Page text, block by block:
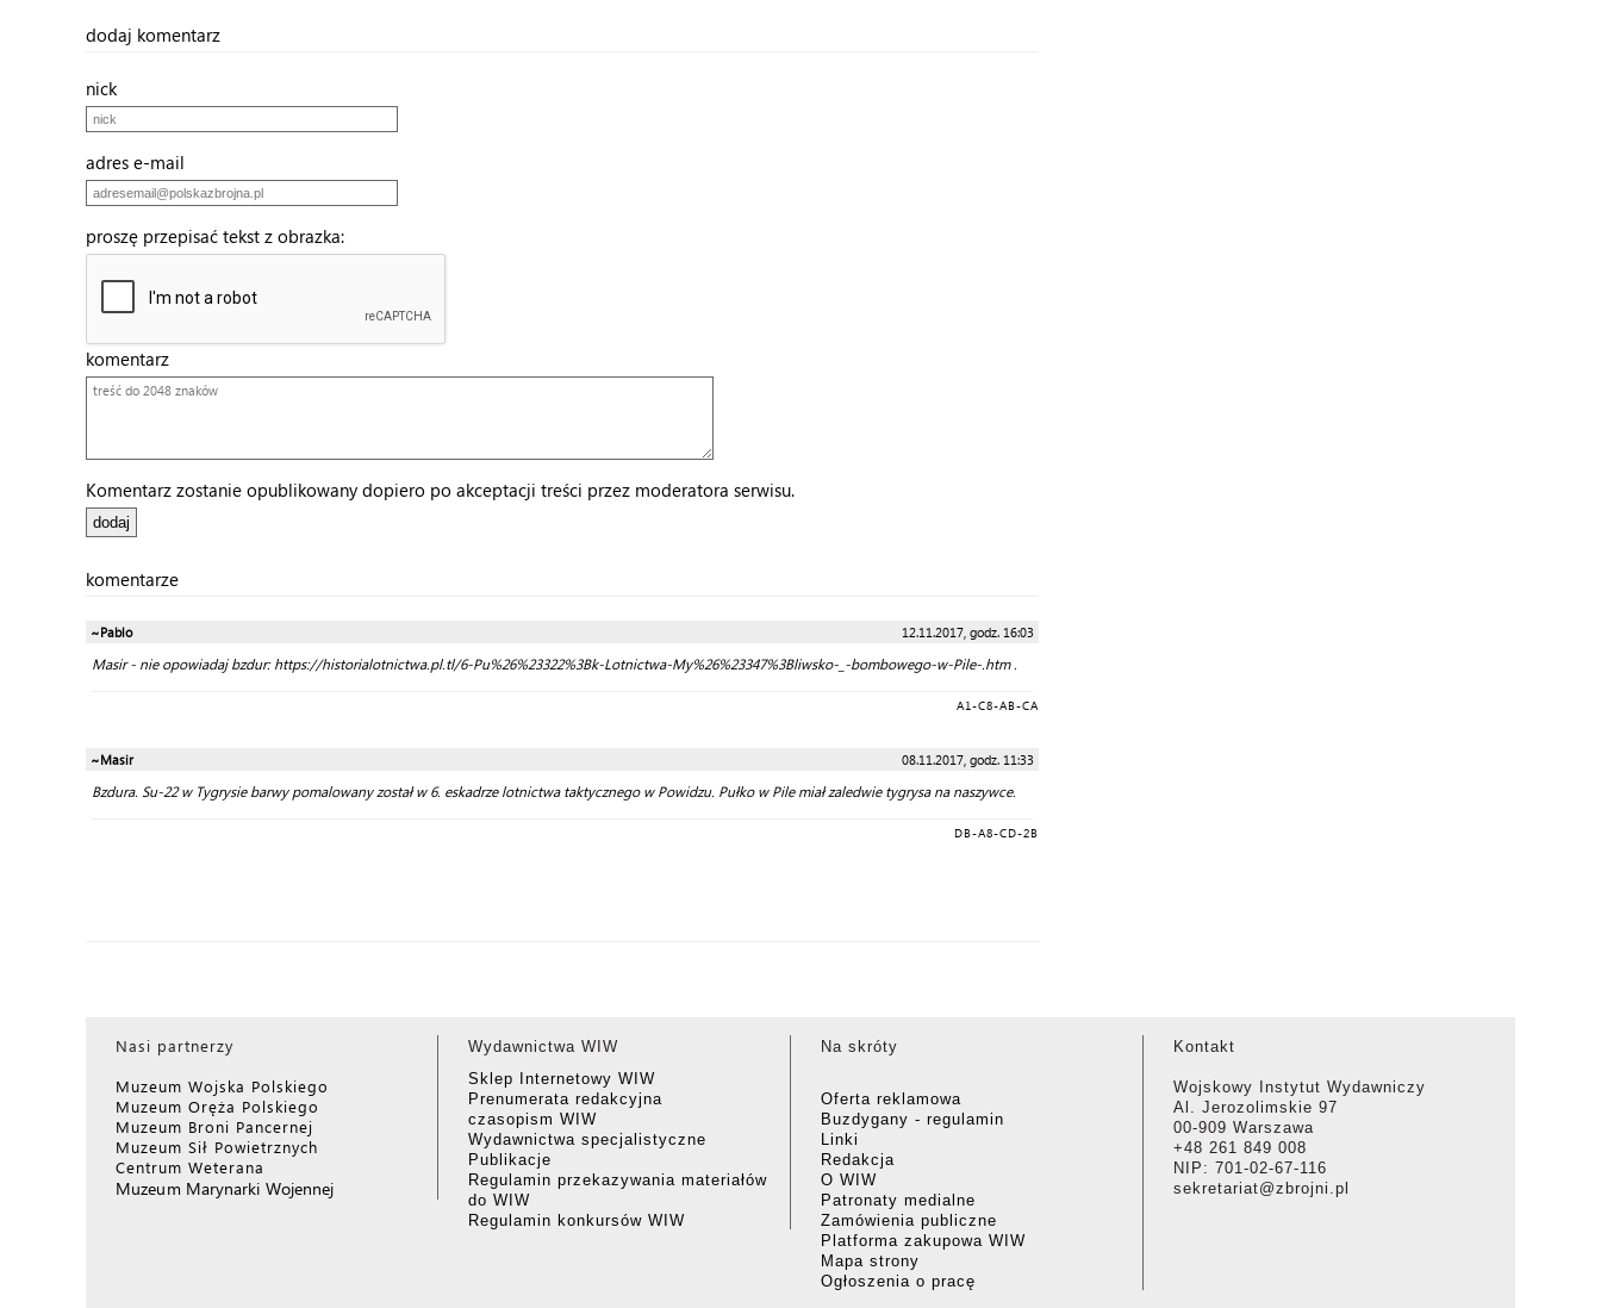
dodaj komentarz
nick
adres e-mail
proszę przepisać tekst z obrazka:
komentarz
Komentarz zostanie opublikowany dopiero po akceptacji treści przez moderatora serwisu.
komentarze
~Pablo 12.11.2017, godz. 16:03
Masir - nie opowiadaj bzdur: https://historialotnictwa.pl.tl/6-Pu%26%23322%3Bk-Lotnictwa-My%26%23347%3Bliwsko-_-bombowego-w-Pile-.htm .
A1-C8-AB-CA
~Masir 08.11.2017, godz. 11:33
Bzdura. Su-22 w Tygrysie barwy pomalowany został w 6. eskadrze lotnictwa taktycznego w Powidzu. Pułko w Pile miał zaledwie tygrysa na naszywce.
DB-A8-CD-2B
Nasi partnerzy
Muzeum Wojska Polskiego
Muzeum Oręża Polskiego
Muzeum Broni Pancernej
Muzeum Sił Powietrznych
Centrum Weterana
Muzeum Marynarki Wojennej
Wydawnictwa WIW
Sklep Internetowy WIW
Prenumerata redakcyjna
czasopism WIW
Wydawnictwa specjalistyczne
Publikacje
Regulamin przekazywania materiałów
do WIW
Regulamin konkursów WIW
Na skróty
Oferta reklamowa
Buzdygany - regulamin
Linki
Redakcja
O WIW
Patronaty medialne
Zamówienia publiczne
Platforma zakupowa WIW
Mapa strony
Ogłoszenia o pracę
Kontakt
Wojskowy Instytut Wydawniczy
Al. Jerozolimskie 97
00-909 Warszawa
+48 261 849 008
NIP: 701-02-67-116
sekretariat@zbrojni.pl